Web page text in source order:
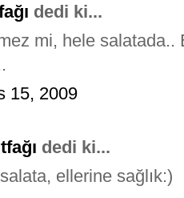
dedi ki...
mi, hele salatada..
15, 2009
dedi ki...
ellerine sağlık:)